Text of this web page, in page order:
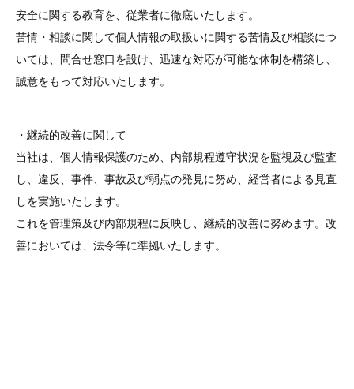
安全に関する教育を、従業者に徹底いたします。
苦情・相談に関して個人情報の取扱いに関する苦情及び相談につ
いては、問合せ窓口を設け、迅速な対応が可能な体制を構築し、
誠意をもって対応いたします。
・継続的改善に関して
当社は、個人情報保護のため、内部規程遵守状況を監視及び監査
し、違反、事件、事故及び弱点の発見に努め、経営者による見直
しを実施いたします。
これを管理策及び内部規程に反映し、継続的改善に努めます。改
善においては、法令等に準拠いたします。